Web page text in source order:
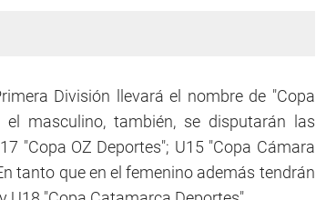
División llevará el nombre de "Copa
el masculino, también, se disputarán las
"Copa OZ Deportes"; U15 "Copa Cámara
tanto que en el femenino además tendrán